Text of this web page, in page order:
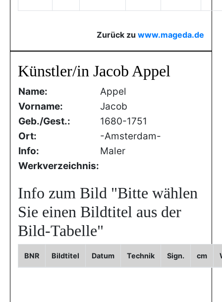
Zurück zu www.mageda.de
Künstler/in Jacob Appel
Name:
Appel
Vorname:
Jacob
Geb./Gest.:
1680-1751
Ort:
-Amsterdam-
Info:
Maler
Werkverzeichnis:
Info zum Bild "Bitte wählen
Sie einen Bildtitel aus der
Bild-Tabelle"
BNR Bildtitel Datum Technik Sign. cm